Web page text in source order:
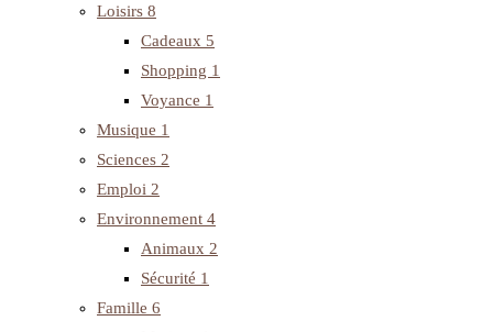
Loisirs 8
Cadeaux 5
Shopping 1
Voyance 1
Musique 1
Sciences 2
Emploi 2
Environnement 4
Animaux 2
Sécurité 1
Famille 6